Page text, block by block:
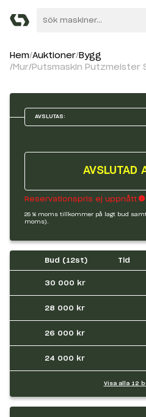
Hem Auktioner Bygg
AVSLUTAS:
AVSLUTAD
Reservationspris ej uppnått
25 % moms tillkommer på lagt bud
moms).
Bud (12st) Tid
30 000 kr
28 000 kr
26 000 kr
24 000 kr
Visa alla 12